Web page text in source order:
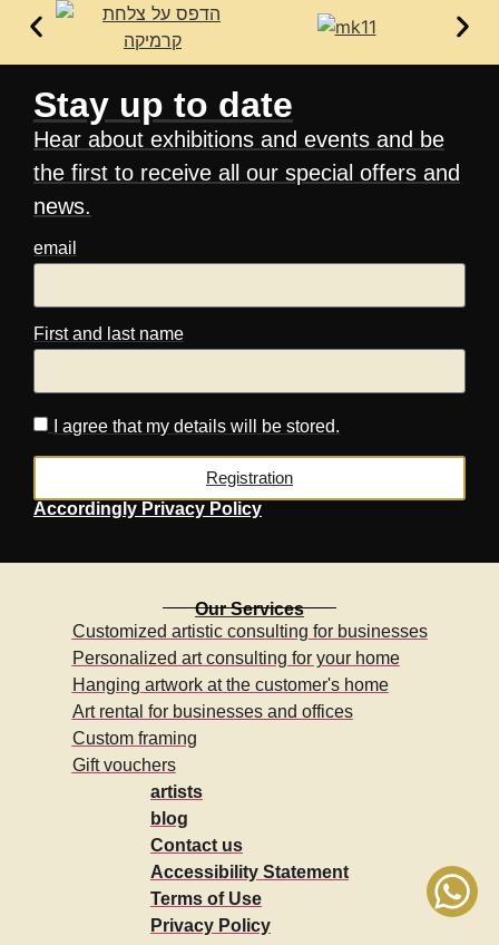
Stay up to date
Hear about exhibitions and events and be
the first to receive all our special offers and
news.
email
First and last name
I agree that my details will be stored.
Registration
Accordingly Privacy Policy
Our Services
Customized artistic consulting for businesses
Personalized art consulting for your home
Hanging artwork at the customer's home
Art rental for businesses and offices
Custom framing
Gift vouchers
artists
blog
Contact us
Accessibility Statement
Terms of Use
Privacy Policy